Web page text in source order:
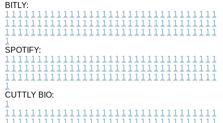
BITLY:
1 1 1 1 1 1 1 1 1 1 1 1 1 1 1 1 1 1 1 1 1 1 1 1 1 1 1 1 1 1 1 1 1
1 1 1 1 1 1 1 1 1 1 1 1 1 1 1 1 1 1 1 1 1 1 1 1 1 1 1 1 1 1 1 1 1
1 1 1 1 1 1 1 1 1 1 1 1 1 1 1 1 1 1 1 1 1 1 1 1 1 1 1 1 1 1 1 1 1
1
SPOTIFY:
1 1 1 1 1 1 1 1 1 1 1 1 1 1 1 1 1 1 1 1 1 1 1 1 1 1 1 1 1 1 1 1 1
1 1 1 1 1 1 1 1 1 1 1 1 1 1 1 1 1 1 1 1 1 1 1 1 1 1 1 1 1 1 1 1 1
1 1 1 1 1 1 1 1 1 1 1 1 1 1 1 1 1 1 1 1 1 1 1 1 1 1 1 1 1 1 1 1 1
1
CUTTLY BIO:
1
1 1 1 1 1 1 1 1 1 1 1 1 1 1 1 1 1 1 1 1 1 1 1 1 1 1 1 1 1 1 1 1 1